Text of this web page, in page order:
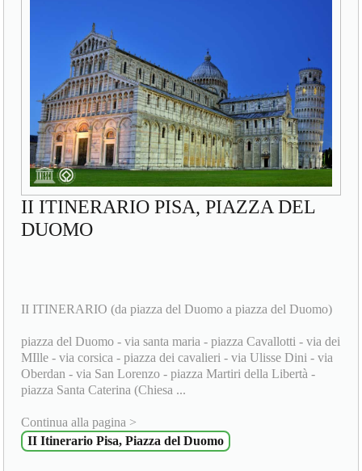
II ITINERARIO PISA, PIAZZA DEL
DUOMO
II ITINERARIO (da piazza del Duomo a piazza del Duomo)
piazza del Duomo - via santa maria - piazza Cavallotti - via dei
MIlle - via corsica - piazza dei cavalieri - via Ulisse Dini - via
Oberdan - via San Lorenzo - piazza Martiri della Libertà -
piazza Santa Caterina (Chiesa ...
Continua alla pagina >
II Itinerario Pisa, Piazza del Duomo